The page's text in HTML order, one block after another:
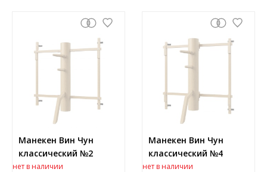
Манекен Вин Чун
классический №2
нет в наличии
Манекен Вин Чун
классический №4
нет в наличии